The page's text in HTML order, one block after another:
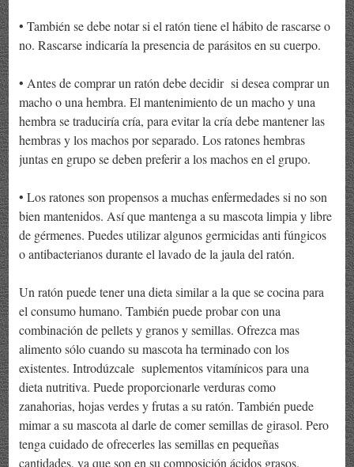
• También se debe notar si el ratón tiene el hábito de rascarse o
no. Rascarse indicaría la presencia de parásitos en su cuerpo.
• Antes de comprar un ratón debe decidir si desea comprar un
macho o una hembra. El mantenimiento de un macho y una
hembra se traduciría cría, para evitar la cría debe mantener las
hembras y los machos por separado. Los ratones hembras
juntas en grupo se deben preferir a los machos en el grupo.
• Los ratones son propensos a muchas enfermedades si no son
bien mantenidos. Así que mantenga a su mascota limpia y libre
de gérmenes. Puedes utilizar algunos germicidas anti fúngicos
o antibacterianos durante el lavado de la jaula del ratón.
Un ratón puede tener una dieta similar a la que se cocina para
el consumo humano. También puede probar con una
combinación de pellets y granos y semillas. Ofrezca mas
alimento sólo cuando su mascota ha terminado con los
existentes. Introdúzcale suplementos vitamínicos para una
dieta nutritiva. Puede proporcionarle verduras como
zanahorias, hojas verdes y frutas a su ratón. También puede
mimar a su mascota al darle de comer semillas de girasol. Pero
tenga cuidado de ofrecerles las semillas en pequeñas
cantidades, ya que son en su composición ácidos grasos.